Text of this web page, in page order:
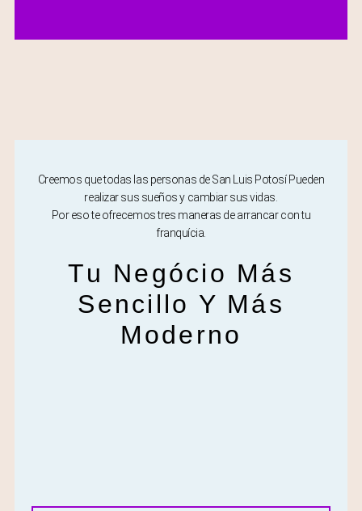
Creemos que todas las personas de San Luis Potosí Pueden
realizar sus sueños y cambiar sus vidas.
Por eso te ofrecemos tres maneras de arrancar con tu
franquícia.
Tu Negócio Más
Sencillo Y Más
Moderno